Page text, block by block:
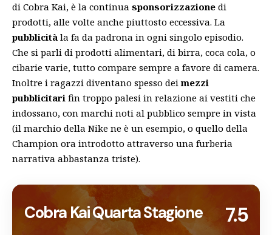
di Cobra Kai, è la continua sponsorizzazione di
prodotti, alle volte anche piuttosto eccessiva. La
pubblicità la fa da padrona in ogni singolo episodio.
Che si parli di prodotti alimentari, di birra, coca cola, o
cibarie varie, tutto compare sempre a favore di camera.
Inoltre i ragazzi diventano spesso deimezzi
pubblicitari fin troppo palesi in relazione ai vestiti che
indossano, con marchi noti al pubblico sempre in vista
(il marchio della Nike ne è un esempio, o quello della
Champion ora introdotto attraverso una furberia
narrativa abbastanza triste).
Cobra Kai Quarta Stagione 7.5